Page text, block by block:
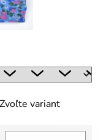
Zvoľte variant